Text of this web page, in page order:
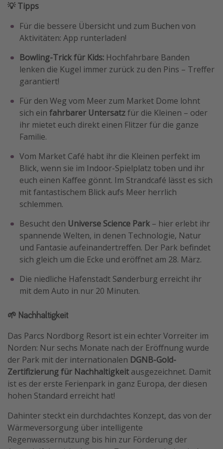
💡 Tipps
Für die bessere Übersicht und zum Buchen von
Aktivitäten: App runterladen!
Bowling-Trick für Kids: Hochfahrbare Banden
lenken die Kugel immer zurück zu den Pins – Treffer
garantiert!
Für den Weg vom Meer zum Market Dome lohnt
sich ein fahrbarer Untersatzfür die Kleinen – oder
ihr mietet euch direkt einen Flitzer für die ganze
Familie.
Vom Market Café habt ihr die Kleinen perfekt im
Blick, wenn sie im Indoor-Spielplatz toben und ihr
euch einen Kaffee gönnt. Im Strandcafé lässt es sich
mit fantastischem Blick aufs Meer herrlich
schlemmen.
Besucht den Universe Science Park – hier erlebt ihr
spannende Welten, in denen Technologie, Natur
und Fantasie aufeinandertreffen. Der Park befindet
sich gleich um die Ecke und eröffnet am 28. März.
Die niedliche Hafenstadt Sønderburg erreicht ihr
mit dem Auto in nur 20 Minuten.
🌱 Nachhaltigkeit
Das Parcs Nordborg Resort ist ein echter Vorreiter im
Norden: Nur sechs Monate nach der Eröffnung wurde
der Park mit der internationalen DGNB-Gold-
Zertifizierung für Nachhaltigkeitausgezeichnet. Damit
ist es der erste Ferienpark in ganz Europa, der diesen
hohen Standard erreicht hat!
Dahinter steckt ein durchdachtes Konzept, das von der
Wärmeversorgung über intelligente
Regenwassernutzung bis hin zur Förderung der